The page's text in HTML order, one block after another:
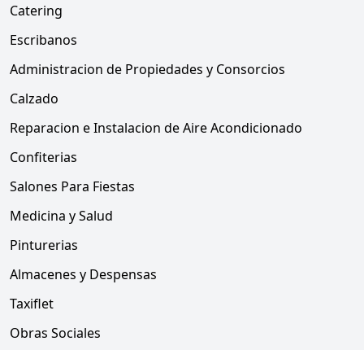
Catering
Escribanos
Administracion de Propiedades y Consorcios
Calzado
Reparacion e Instalacion de Aire Acondicionado
Confiterias
Salones Para Fiestas
Medicina y Salud
Pinturerias
Almacenes y Despensas
Taxiflet
Obras Sociales